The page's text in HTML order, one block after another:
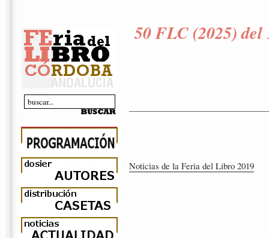
50 FLC (2025) del
Noticias de la Feria del Libro 2019